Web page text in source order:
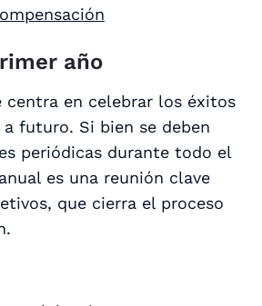
año
centra en celebrar los éxitos
futuro. Si bien se deben
periódicas durante todo el
es una reunión clave
que cierra el proceso